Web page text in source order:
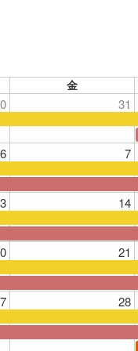
金
31
6 7
14
21
28